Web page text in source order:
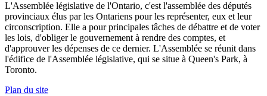
L'Assemblée législative de l'Ontario, c'est l'assemblée des députés
provinciaux élus par les Ontariens pour les représenter, eux et leur
circonscription. Elle a pour principales tâches de débattre et de voter
les lois, d'obliger le gouvernement à rendre des comptes, et
d'approuver les dépenses de ce dernier. L'Assemblée se réunit dans
l'édifice de l'Assemblée législative, qui se situe à Queen's Park, à
Toronto.
Plan du site